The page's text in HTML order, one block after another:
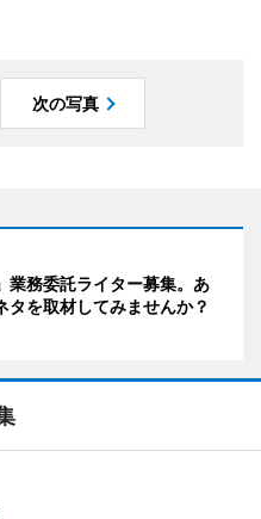
次の写真
業務委託ライター募集。あ
タを取材してみませんか？